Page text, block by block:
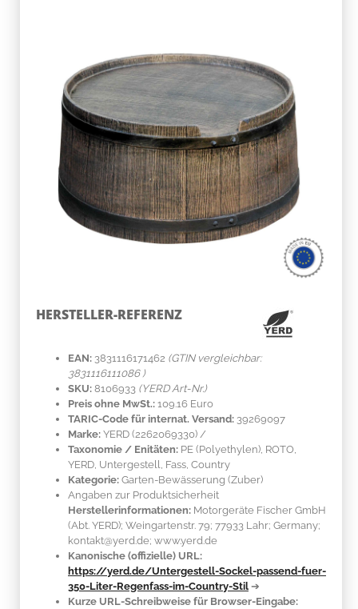
HERSTELLER-REFERENZ
EAN: 3831116171462 (GTIN vergleichbar:
3831116111086 )
SKU: 8106933 (YERD Art-Nr.)
Preis ohne MwSt.: 109.16 Euro
TARIC-Code für internat. Versand: 39269097
Marke: YERD (2262069330) /
Taxonomie / Enitäten: PE (Polyethylen), ROTO,
YERD, Untergestell, Fass, Country
Kategorie: Garten-Bewässerung (Zuber)
Angaben zur Produktsicherheit
Herstellerinformationen: Motorgeräte Fischer GmbH
(Abt. YERD); Weingartenstr. 79; 77933 Lahr; Germany;
kontakt@yerd.de; www.yerd.de
Kanonische (offizielle) URL:
https://yerd.de/Untergestell-Sockel-passend-fuer-
350-Liter-Regenfass-im-Country-Stil ➔
Kurze URL-Schreibweise für Browser-Eingabe: